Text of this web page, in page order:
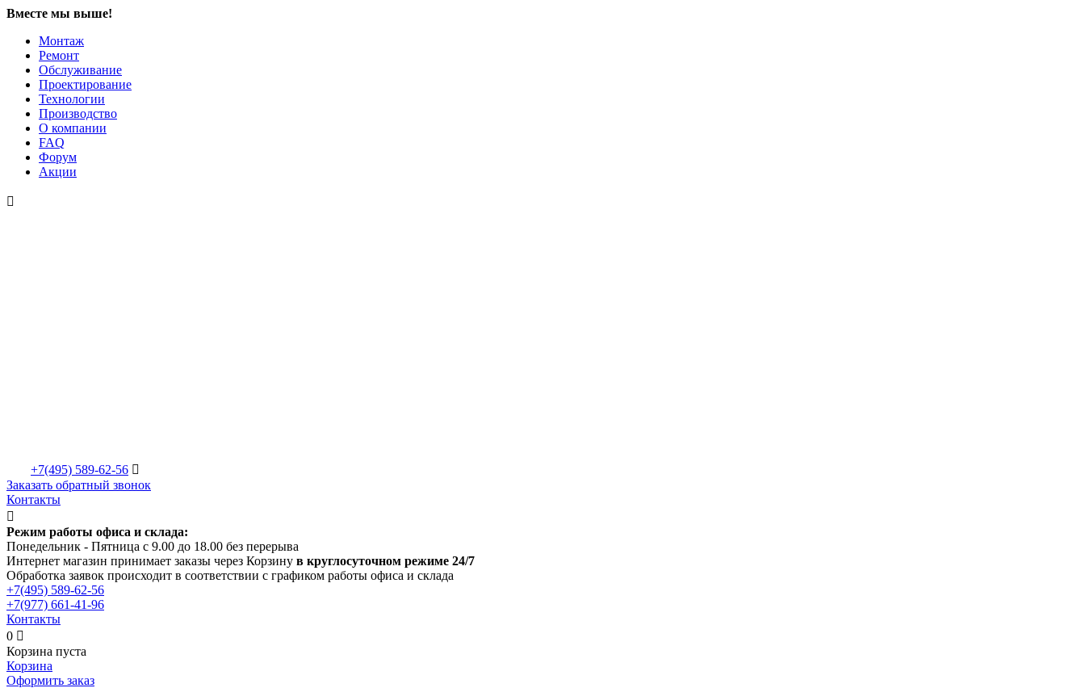
Вместе мы выше!
Монтаж
Ремонт
Обслуживание
Проектирование
Технологии
Производство
О компании
FAQ
Форум
Акции

+7(495) 589-62-56 
Заказать обратный звонок
Контакты

Режим работы офиса и склада:
Понедельник - Пятница с 9.00 до 18.00 без перерыва
Интернет магазин принимает заказы через Корзину в круглосуточном режиме 24/7
Обработка заявок происходит в соответствии с графиком работы офиса и склада
+7(495) 589-62-56
+7(977) 661-41-96
Контакты
0 
Корзина пуста
Корзина
Оформить заказ